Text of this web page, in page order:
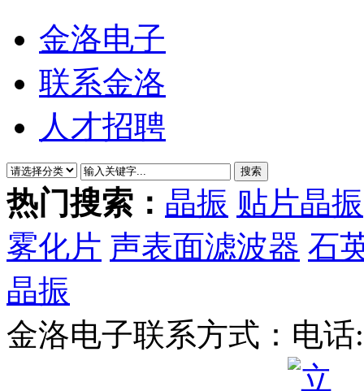
金洛电子
联系金洛
人才招聘
热门搜索： 晶振 贴片晶振
雾化片 声表面滤波器 石
晶振
金洛电子联系方式： 电话